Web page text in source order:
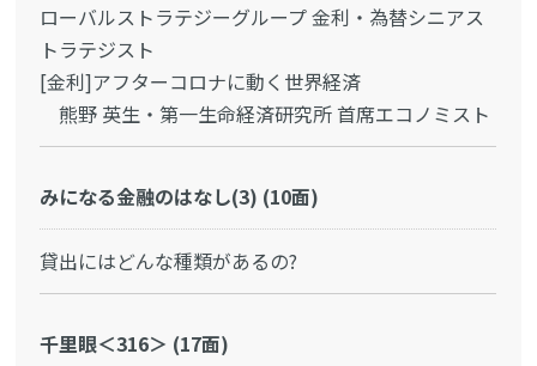
ローバルストラテジーグループ 金利・為替シニアス
トラテジスト
[金利]アフターコロナに動く世界経済
熊野 英生・第一生命経済研究所 首席エコノミスト
みになる金融のはなし(3) (10面)
貸出にはどんな種類があるの?
千里眼＜316＞ (17面)